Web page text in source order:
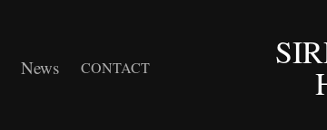
News CONTACT